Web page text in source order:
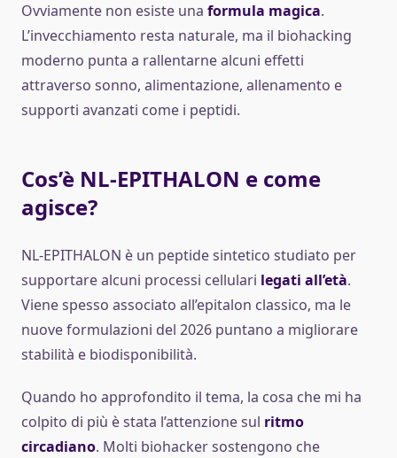
Ovviamente non esiste una formula magica.
L’invecchiamento resta naturale, ma il biohacking
moderno punta a rallentarne alcuni effetti
attraverso sonno, alimentazione, allenamento e
supporti avanzati come i peptidi.
Cos’è NL-EPITHALON e come
agisce?
NL-EPITHALON è un peptide sintetico studiato per
supportare alcuni processi cellulari legati all’età.
Viene spesso associato all’epitalon classico, ma le
nuove formulazioni del 2026 puntano a migliorare
stabilità e biodisponibilità.
Quando ho approfondito il tema, la cosa che mi ha
colpito di più è stata l’attenzione sul ritmo
circadiano. Molti biohacker sostengono che